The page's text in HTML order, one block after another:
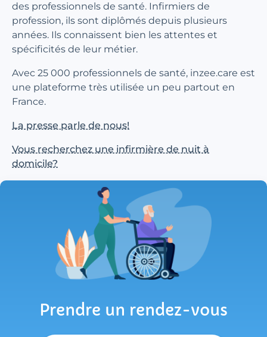
des professionnels de santé. Infirmiers de
profession, ils sont diplômés depuis plusieurs
années. Ils connaissent bien les attentes et
spécificités de leur métier.
Avec 25 000 professionnels de santé, inzee.care est
une plateforme très utilisée un peu partout en
France.
La presse parle de nous!
Vous recherchez une infirmière de nuit à
domicile?
Prendre un rendez-vous